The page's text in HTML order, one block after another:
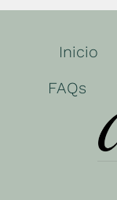
Inicio
FAQs